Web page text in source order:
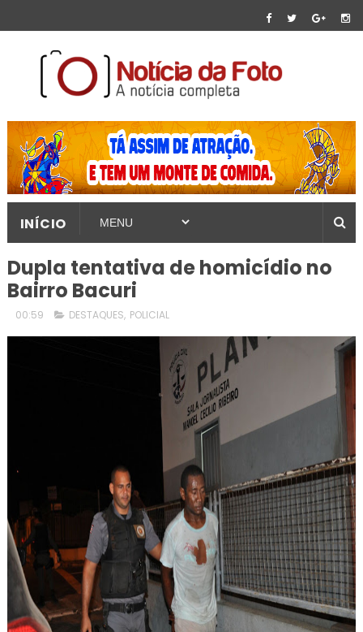
INÍCIO
Dupla tentativa de homicídio no
Bairro Bacuri
00:59 DESTAQUES, POLICIAL